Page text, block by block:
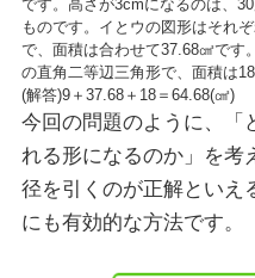
です。高さが3cmになるのは、
ものです。イとウの図形はそれ
で、面積は合わせて37.68㎠です
の直角二等辺三角形で、面積は18
(解答)9＋37.68＋18＝64.68(㎠)
今回の問題のように、「
れる形になるのか」を考
径を引くのが正解といえ
にも有効的な方法です。